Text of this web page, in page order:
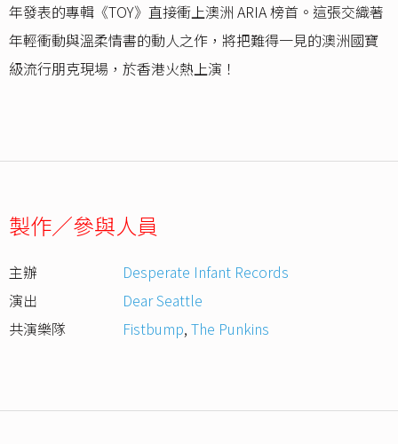
年發表的專輯《TOY》直接衝上澳洲 ARIA 榜首。這張交織著
年輕衝動與溫柔情書的動人之作，將把難得一見的澳洲國寶
級流行朋克現場，於香港火熱上演！
製作／參與人員
主辦
Desperate Infant Records
演出
Dear Seattle
共演樂隊
Fistbump,The Punkins